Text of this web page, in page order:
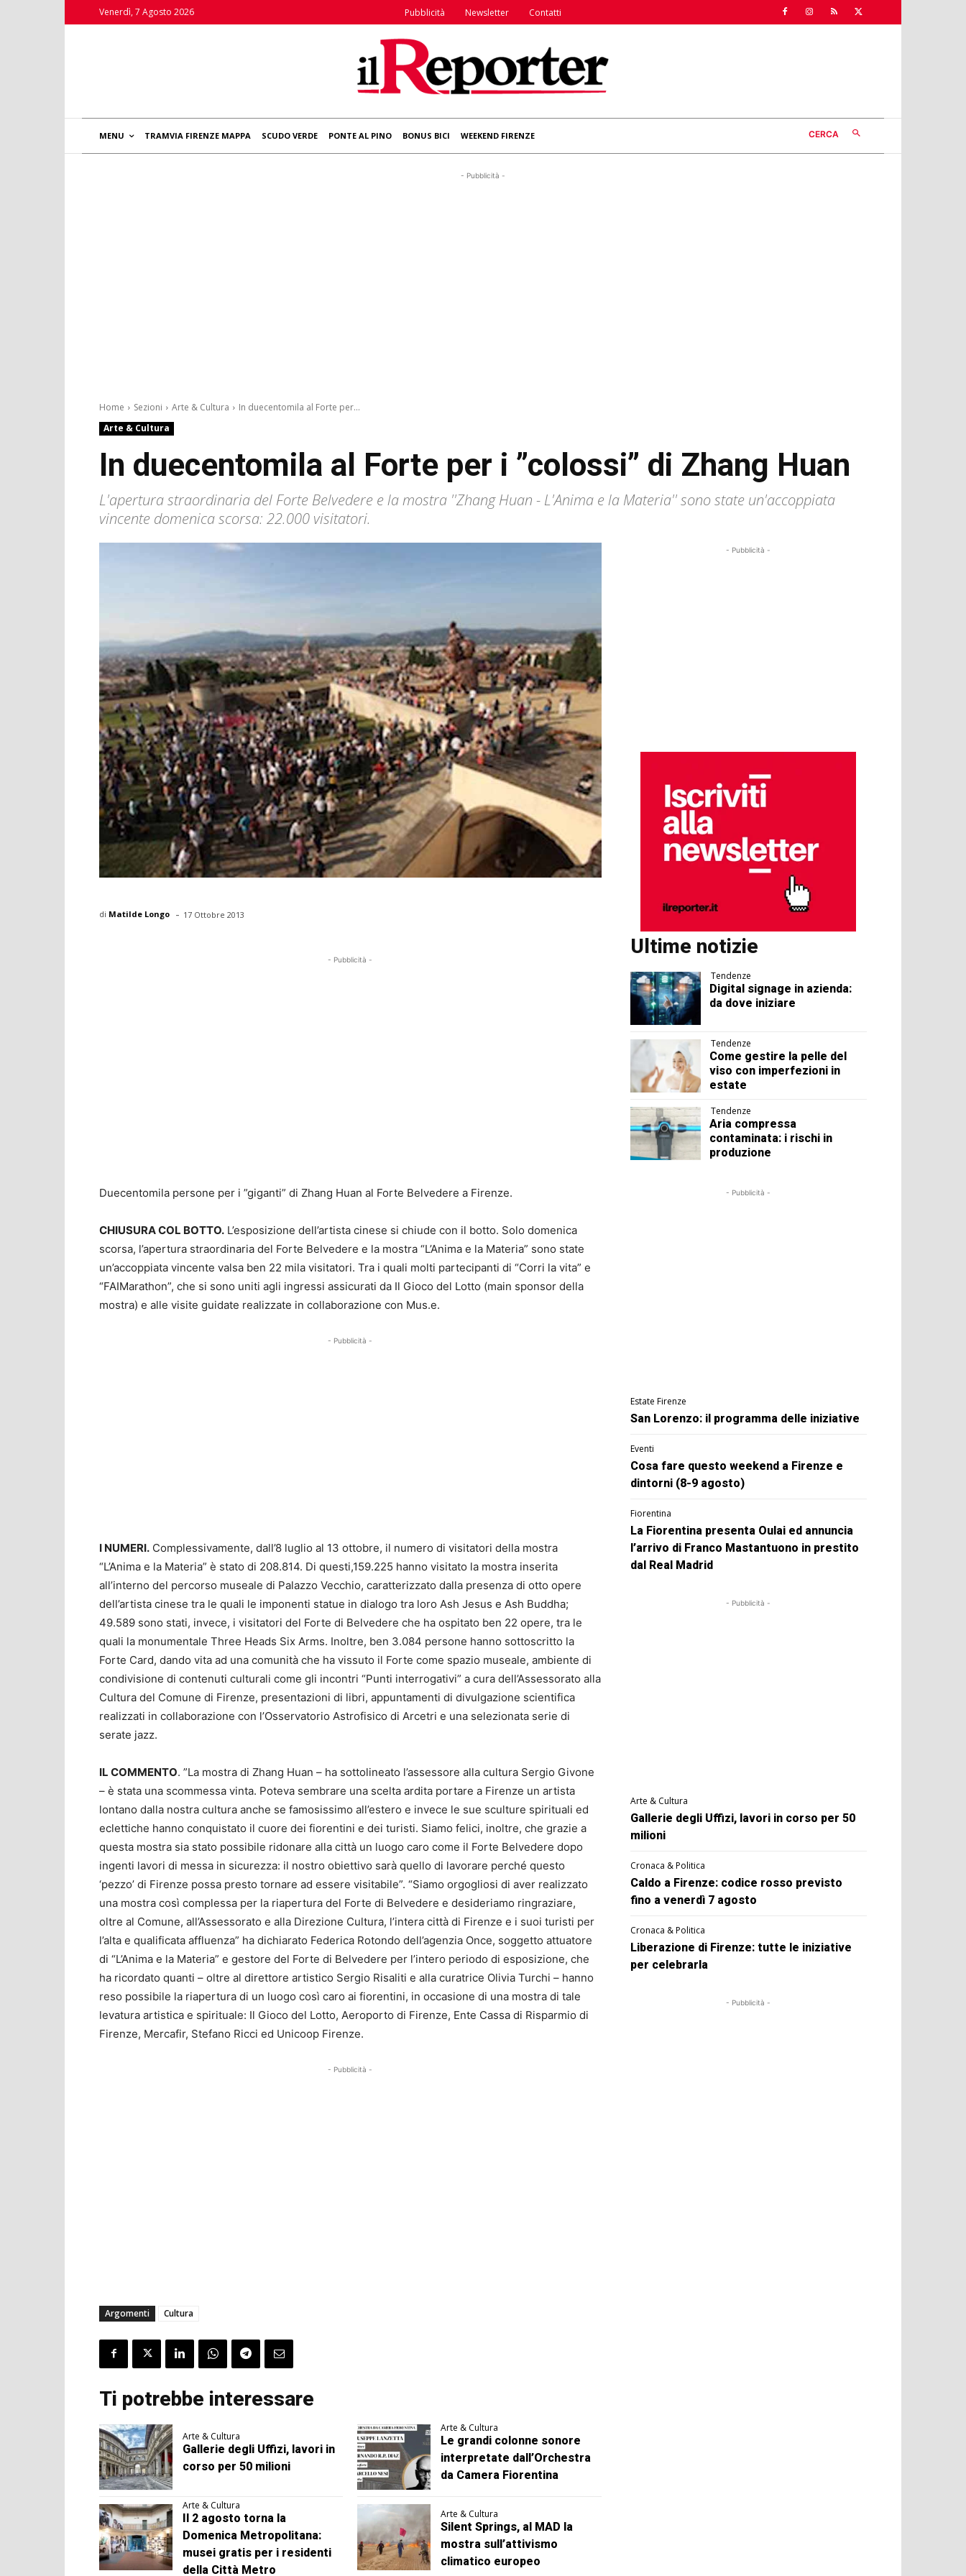
Venerdì, 7 Agosto 2026 Pubblicità Newsletter Contatti
MENU TRAMVIA FIRENZE MAPPA SCUDO VERDE PONTE AL PINO BONUS BICI WEEKEND FIRENZE CERCA
- Pubblicità -
Home Sezioni Arte & Cultura
In duecentomila al Forte per...
Arte & Cultura
In duecentomila al Forte per i ”colossi” di Zhang Huan
L'apertura straordinaria del Forte Belvedere e la mostra ''Zhang Huan - L'Anima e la Materia'' sono state un'accoppiata
vincente domenica scorsa: 22.000 visitatori.
di Matilde Longo - 17 Ottobre 2013
- Pubblicità -
Duecentomila persone per i ”giganti” di Zhang Huan al Forte Belvedere a Firenze.
CHIUSURA COL BOTTO. L’esposizione dell’artista cinese si chiude con il botto. Solo domenica
scorsa, l’apertura straordinaria del Forte Belvedere e la mostra “L’Anima e la Materia” sono state
un’accoppiata vincente valsa ben 22 mila visitatori. Tra i quali molti partecipanti di “Corri la vita” e
“FAIMarathon”, che si sono uniti agli ingressi assicurati da Il Gioco del Lotto (main sponsor della
mostra) e alle visite guidate realizzate in collaborazione con Mus.e.
- Pubblicità -
I NUMERI. Complessivamente, dall’8 luglio al 13 ottobre, il numero di visitatori della mostra
“L’Anima e la Materia” è stato di 208.814. Di questi,159.225 hanno visitato la mostra inserita
all’interno del percorso museale di Palazzo Vecchio, caratterizzato dalla presenza di otto opere
dell’artista cinese tra le quali le imponenti statue in dialogo tra loro Ash Jesus e Ash Buddha;
49.589 sono stati, invece, i visitatori del Forte di Belvedere che ha ospitato ben 22 opere, tra le
quali la monumentale Three Heads Six Arms. Inoltre, ben 3.084 persone hanno sottoscritto la
Forte Card, dando vita ad una comunità che ha vissuto il Forte come spazio museale, ambiente di
condivisione di contenuti culturali come gli incontri “Punti interrogativi” a cura dell’Assessorato alla
Cultura del Comune di Firenze, presentazioni di libri, appuntamenti di divulgazione scientifica
realizzati in collaborazione con l’Osservatorio Astrofisico di Arcetri e una selezionata serie di
serate jazz.
IL COMMENTO. ”La mostra di Zhang Huan – ha sottolineato l’assessore alla cultura Sergio Givone
– è stata una scommessa vinta. Poteva sembrare una scelta ardita portare a Firenze un artista
lontano dalla nostra cultura anche se famosissimo all’estero e invece le sue sculture spirituali ed
eclettiche hanno conquistato il cuore dei fiorentini e dei turisti. Siamo felici, inoltre, che grazie a
questa mostra sia stato possibile ridonare alla città un luogo caro come il Forte Belvedere dopo
ingenti lavori di messa in sicurezza: il nostro obiettivo sarà quello di lavorare perché questo
‘pezzo’ di Firenze possa presto tornare ad essere visitabile”. “Siamo orgogliosi di aver realizzato
una mostra così complessa per la riapertura del Forte di Belvedere e desideriamo ringraziare,
oltre al Comune, all’Assessorato e alla Direzione Cultura, l’intera città di Firenze e i suoi turisti per
l’alta e qualificata affluenza” ha dichiarato Federica Rotondo dell’agenzia Once, soggetto attuatore
di “L’Anima e la Materia” e gestore del Forte di Belvedere per l’intero periodo di esposizione, che
ha ricordato quanti – oltre al direttore artistico Sergio Risaliti e alla curatrice Olivia Turchi – hanno
reso possibile la riapertura di un luogo così caro ai fiorentini, in occasione di una mostra di tale
levatura artistica e spirituale: Il Gioco del Lotto, Aeroporto di Firenze, Ente Cassa di Risparmio di
Firenze, Mercafir, Stefano Ricci ed Unicoop Firenze.
- Pubblicità -
Argomenti Cultura
Ti potrebbe interessare
Arte & Cultura
Gallerie degli Uffizi, lavori in
corso per 50 milioni
Arte & Cultura
Le grandi colonne sonore
interpretate dall’Orchestra
da Camera Fiorentina
Arte & Cultura
Il 2 agosto torna la
Domenica Metropolitana:
musei gratis per i residenti
della Città Metro
Arte & Cultura
Silent Springs, al MAD la
mostra sull’attivismo
climatico europeo
- Pubblicità -
Ultime notizie
Tendenze
Digital signage in azienda:
da dove iniziare
Tendenze
Come gestire la pelle del
viso con imperfezioni in
estate
Tendenze
Aria compressa
contaminata: i rischi in
produzione
- Pubblicità -
Estate Firenze
San Lorenzo: il programma delle iniziative
Eventi
Cosa fare questo weekend a Firenze e
dintorni (8-9 agosto)
Fiorentina
La Fiorentina presenta Oulai ed annuncia
l’arrivo di Franco Mastantuono in prestito
dal Real Madrid
- Pubblicità -
Arte & Cultura
Gallerie degli Uffizi, lavori in corso per 50
milioni
Cronaca & Politica
Caldo a Firenze: codice rosso previsto
fino a venerdì 7 agosto
Cronaca & Politica
Liberazione di Firenze: tutte le iniziative
per celebrarla
- Pubblicità -